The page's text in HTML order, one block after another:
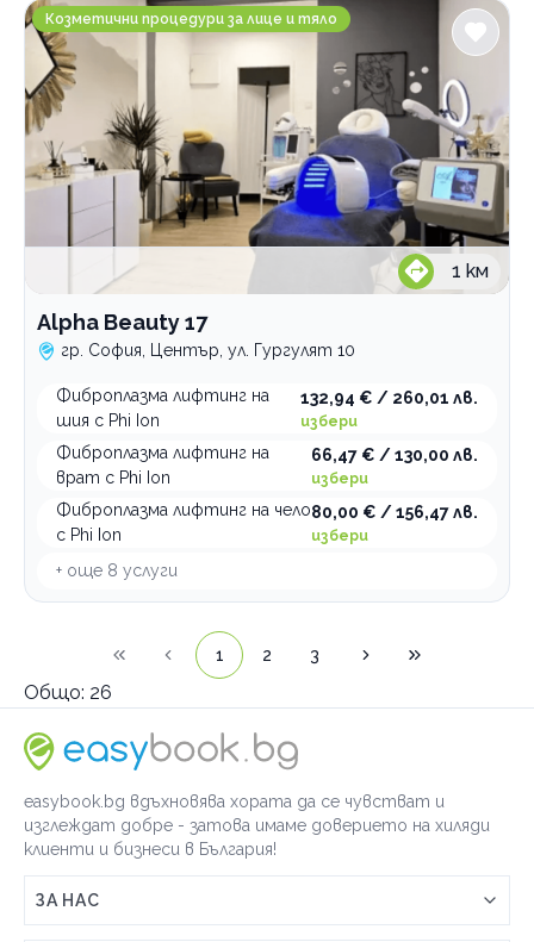
Alpha Beauty 17
Козметични процедури за лице и тяло
1 км
Alpha Beauty 17
гр. София, Център, ул. Гургулят 10
Фиброплазма лифтинг на
шия с Phi Ion
132,94 € / 260,01 лв.
избери
Фиброплазма лифтинг на
врат с Phi Ion
66,47 € / 130,00 лв.
избери
Фиброплазма лифтинг на чело
с Phi Ion
80,00 € / 156,47 лв.
избери
+ още 8 услуги
1 2 3
Общо: 26
easybook.bg вдъхновява хората да се чувстват и
изглеждат добре - затова имаме доверието на хиляди
клиенти и бизнеси в България!
ЗА НАС